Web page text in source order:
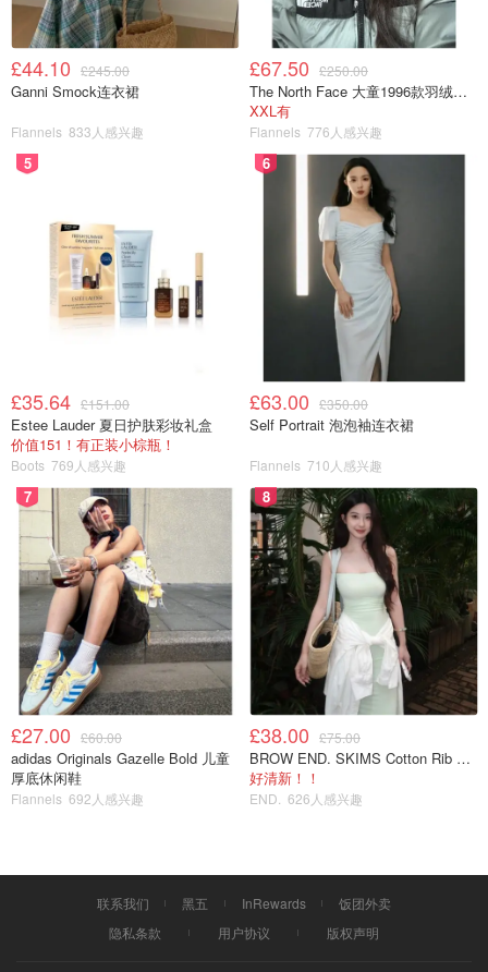
喜欢我的芭比头像的话，帮我点个赞🤗
欢迎姐妹们和我分享你美丽的芭比照片， 请@meowise 我
去给你点赞
7月的多巴胺
£44.10 £245.00
Ganni Smock连衣裙
Flannels 833人感兴趣
£67.50 £250.00
The North Face 大童1996款羽绒夹克
XXL有
Flannels 776人感兴趣
5
£35.64 £151.00
Estee Lauder 夏日护肤彩妆礼盒
价值151！有正装小棕瓶！
Boots 769人感兴趣
6
£63.00 £350.00
Self Portrait 泡泡袖连衣裙
Flannels 710人感兴趣
7
£27.00 £60.00
adidas Originals Gazelle Bold 儿童
厚底休闲鞋
Flannels 692人感兴趣
8
£38.00 £75.00
BROW END. SKIMS Cotton Rib 长款背心连衣裙 薄荷绿
好清新！！
END. 626人感兴趣
联系我们 黑五 InRewards
饭团外卖
隐私条款
用户协议 版权声明